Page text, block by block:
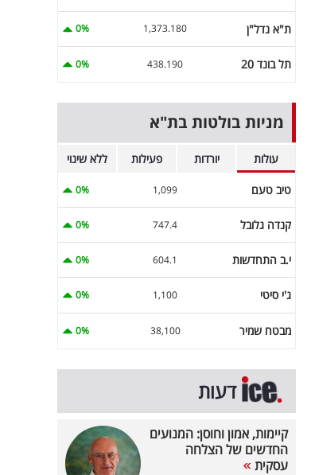
ת"א נדל"ן 1,373.180
0%
תל בונד 20 438.190
0%
מניות בולטות בת"א
עולות יורדות פעילות ללא שינוי
טיב טעם 1,099
0%
קנדה גלובל 747.4
0%
י.ב התחדשות 604.1
0%
ג'י סיטי 1,100
0%
מבטח שמיר 38,100
0%
דעות
קיימות, אמון וחוסן: המנועים
החדשים של הצלחה
עסקית